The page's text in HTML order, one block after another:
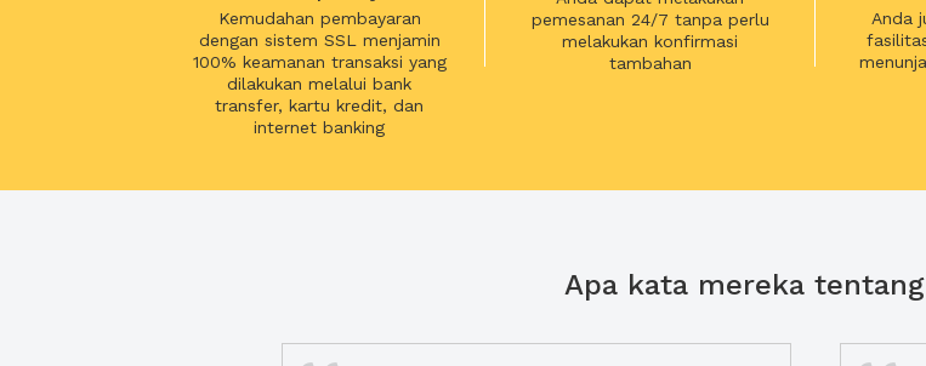
Kemudahan pembayaran
dengan sistem SSL menjamin
100% keamanan transaksi yang
dilakukan melalui bank
transfer, kartu kredit, dan
internet banking
pemesanan 24/7 tanpa perlu
melakukan konfirmasi
tambahan
Anda
Apa kata mereka tentang